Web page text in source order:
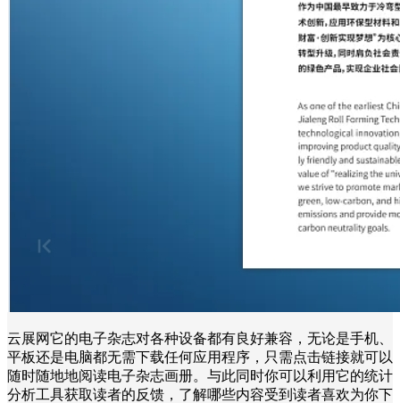
云展网它的电子杂志对各种设备都有良好兼容，无论是手机、
平板还是电脑都无需下载任何应用程序，只需点击链接就可以
随时随地地阅读电子杂志画册。与此同时你可以利用它的统计
分析工具获取读者的反馈，了解哪些内容受到读者喜欢为你下